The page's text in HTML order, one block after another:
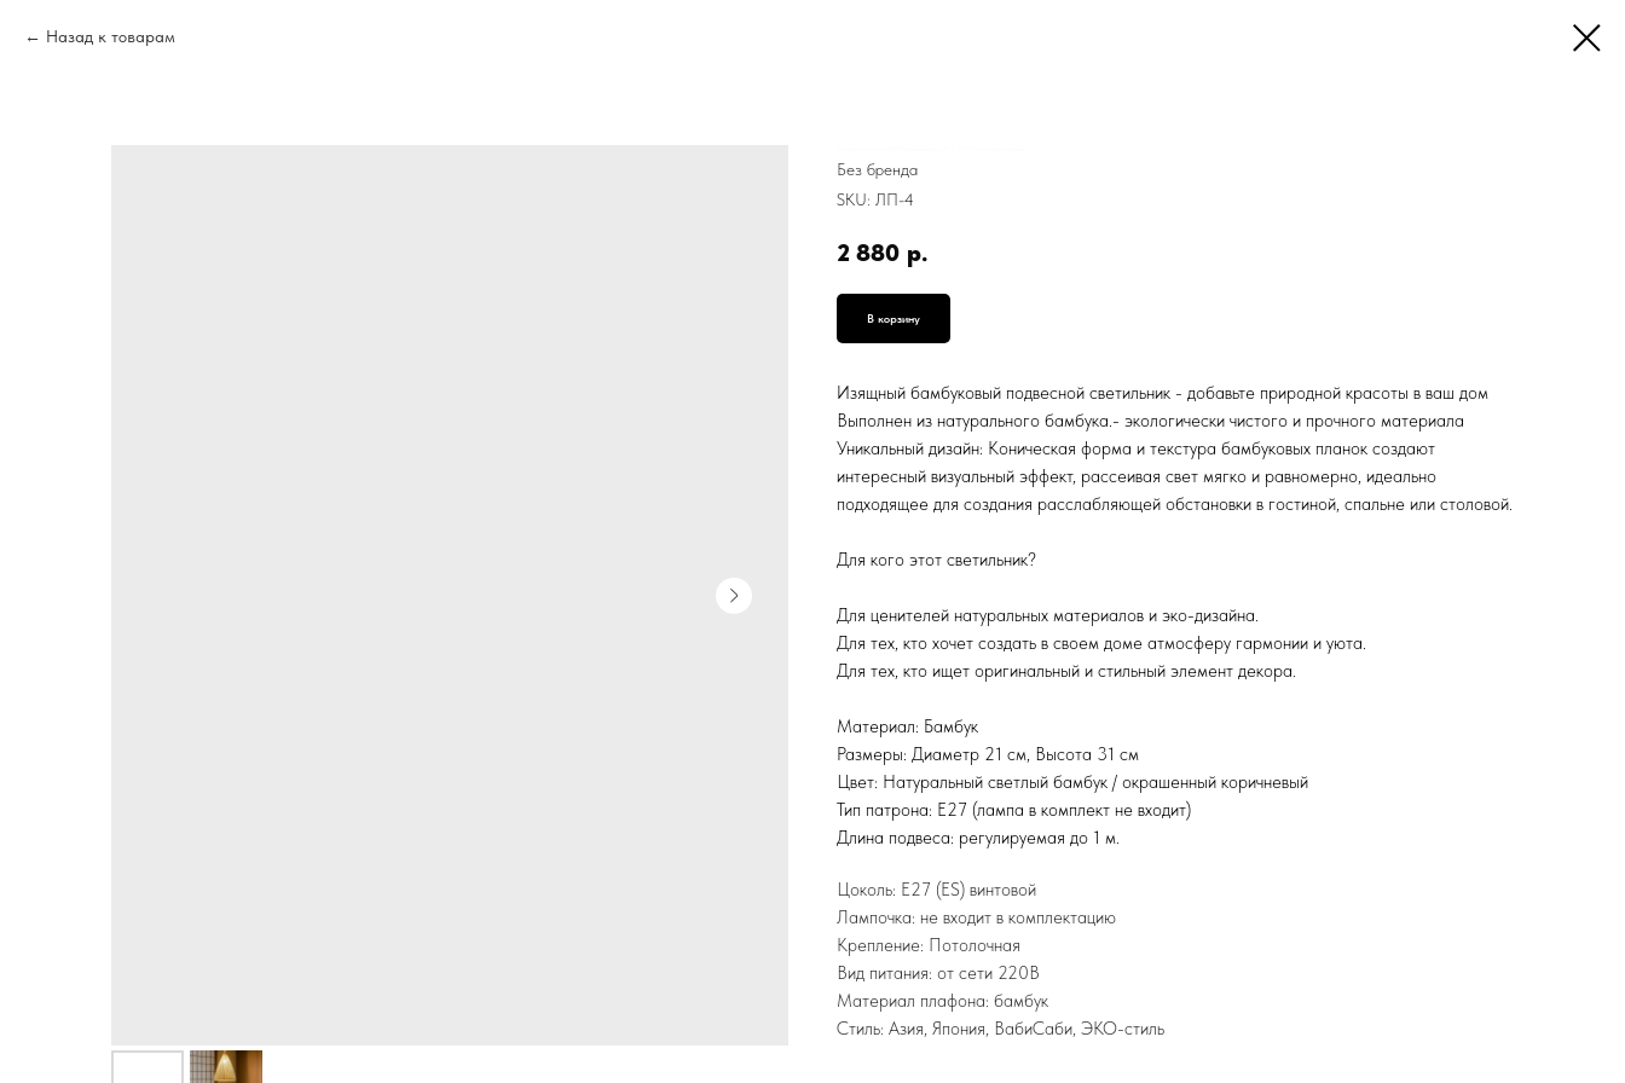
Назад к товарам
Без бренда
SKU: ЛП-4
2 880 р.
В корзину
Изящный бамбуковый подвесной светильник - добавьте природной красоты в ваш дом
Выполнен из натурального бамбука.- экологически чистого и прочного материала
Уникальный дизайн: Коническая форма и текстура бамбуковых планок создают
интересный визуальный эффект, рассеивая свет мягко и равномерно, идеально
подходящее для создания расслабляющей обстановки в гостиной, спальне или столовой.
Для кого этот светильник?
Для ценителей натуральных материалов и эко-дизайна.
Для тех, кто хочет создать в своем доме атмосферу гармонии и уюта.
Для тех, кто ищет оригинальный и стильный элемент декора.
Материал: Бамбук
Размеры: Диаметр 21 см, Высота 31 см
Цвет: Натуральный светлый бамбук / окрашенный коричневый
Тип патрона: E27 (лампа в комплект не входит)
Длина подвеса: регулируемая до 1 м.
Цоколь: E27 (ES) винтовой
Лампочка: не входит в комплектацию
Крепление: Потолочная
Вид питания: от сети 220В
Материал плафона: бамбук
Стиль: Азия, Япония, ВабиСаби, ЭКО-стиль